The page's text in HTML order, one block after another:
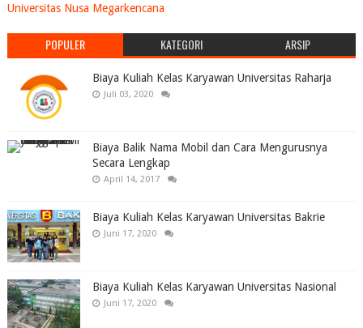
Universitas Nusa Megarkencana
POPULER KATEGORI ARSIP
Biaya Kuliah Kelas Karyawan Universitas Raharja
Juli 03, 2020
Biaya Balik Nama Mobil dan Cara Mengurusnya
Secara Lengkap
April 14, 2017
Biaya Kuliah Kelas Karyawan Universitas Bakrie
Juni 17, 2020
Biaya Kuliah Kelas Karyawan Universitas Nasional
Juni 17, 2020